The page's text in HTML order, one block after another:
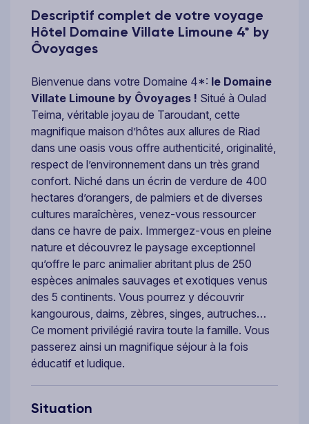
Descriptif complet de votre voyage
Hôtel Domaine Villate Limoune 4* by
Ôvoyages
Bienvenue dans votre Domaine 4*: le Domaine
Villate Limoune by Ôvoyages ! Situé à Oulad
Teima, véritable joyau de Taroudant, cette
magnifique maison d’hôtes aux allures de Riad
dans une oasis vous offre authenticité, originalité,
respect de l’environnement dans un très grand
confort. Niché dans un écrin de verdure de 400
hectares d’orangers, de palmiers et de diverses
cultures maraîchères, venez-vous ressourcer
dans ce havre de paix. Immergez-vous en pleine
nature et découvrez le paysage exceptionnel
qu’offre le parc animalier abritant plus de 250
espèces animales sauvages et exotiques venus
des 5 continents. Vous pourrez y découvrir
kangourous, daims, zèbres, singes, autruches…
Ce moment privilégié ravira toute la famille. Vous
passerez ainsi un magnifique séjour à la fois
éducatif et ludique.
Situation